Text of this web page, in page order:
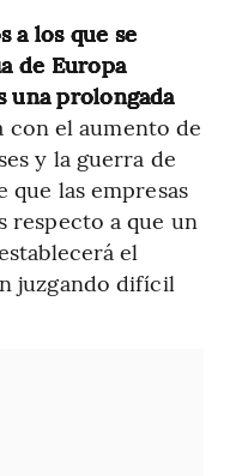
a los que se
de Europa
una prolongada
con el aumento de
y la guerra de
que las empresas
respecto a que un
el
juzgando difícil